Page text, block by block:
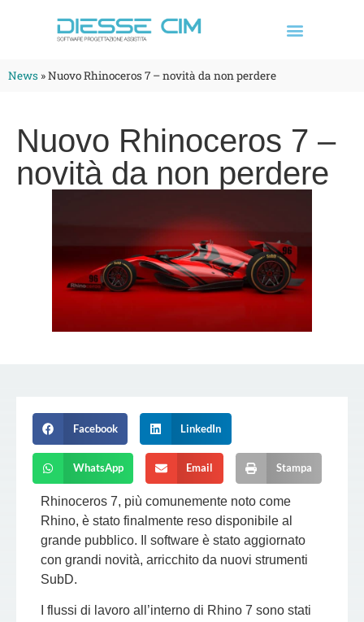
News »Nuovo Rhinoceros 7 – novità da non perdere
Nuovo Rhinoceros 7 –
novità da non perdere
Facebook LinkedIn
WhatsApp Email Stampa
Rhinoceros 7, più comunemente noto come
Rhino, è stato finalmente reso disponibile al
grande pubblico. Il software è stato aggiornato
con grandi novità, arricchito da nuovi strumenti
SubD.
I flussi di lavoro all’interno di Rhino 7 sono stati